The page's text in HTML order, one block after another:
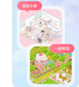
喜。
【爱情树】
开花结果。
【我们的家
未来的温馨小